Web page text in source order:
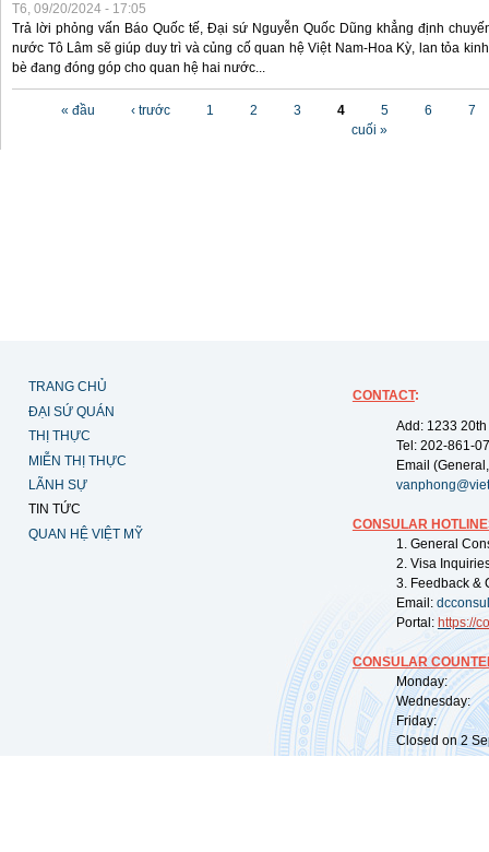
T6, 09/20/2024 - 17:05
Trả lời phỏng vấn Báo Quốc tế, Đại sứ Nguyễn Quốc Dũng khẳng định
nước Tô Lâm sẽ giúp duy trì và củng cố quan hệ Việt Nam-Hoa Kỳ, lan tỏa
bè đang đóng góp cho quan hệ hai nước...
« đầu ‹ trước 1 2 3 4 5 6
7
cuối »
TRANG CHỦ
ĐẠI SỨ QUÁN
THỊ THỰC
MIỄN THỊ THỰC
LÃNH SỰ
TIN TỨC
QUAN HỆ VIỆT MỸ
CONTACT:
Add: 1233
Tel: 202-861-
Email
CONSULAR
1. General
2. Visa
3. Feedback &
Email:
Portal: https://
CONSULAR
Monday:
Wednesday:
Friday:
Closed on 2